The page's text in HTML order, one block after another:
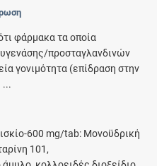
φάρμακα τα οποία
προσταγλανδινών
γονιμότητα (επίδραση στην
...
600 mg/tab: Μονοϋδρική
101,